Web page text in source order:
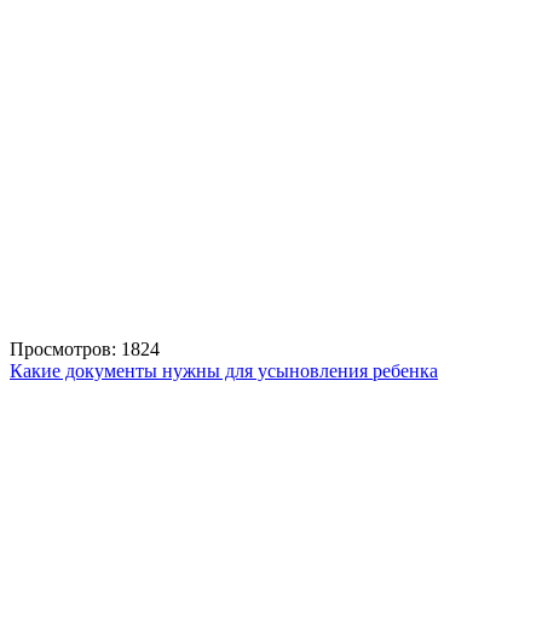
Просмотров: 1824
Какие документы нужны для усыновления ребенка